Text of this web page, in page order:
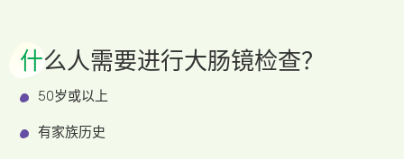
什么人需要进行大肠镜检查？
50岁或以上
有家族历史